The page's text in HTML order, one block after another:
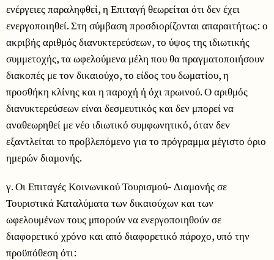
ενέργειες παραληφθεί, η Επιταγή θεωρείται ότι δεν έχει
ενεργοποιηθεί. Στη σύμβαση προσδιορίζονται απαραιτήτως: ο
ακριβής αριθμός διανυκτερεύσεων, το ύψος της ιδιωτικής
συμμετοχής, τα ωφελούμενα μέλη που θα πραγματοποιήσουν
διακοπές με τον δικαιούχο, το είδος του δωματίου, η
προσθήκη κλίνης και η παροχή ή όχι πρωινού. Ο αριθμός
διανυκτερεύσεων είναι δεσμευτικός και δεν μπορεί να
αναθεωρηθεί με νέο ιδιωτικό συμφωνητικό, όταν δεν
εξαντλείται το προβλεπόμενο για το πρόγραμμα μέγιστο όριο
ημερών διαμονής.
γ. Οι Επιταγές Κοινωνικού Τουρισμού- Διαμονής σε
Τουριστικά Καταλύματα των δικαιούχων και των
ωφελουμένων τους μπορούν να ενεργοποιηθούν σε
διαφορετικό χρόνο και από διαφορετικό πάροχο, υπό την
προϋπόθεση ότι: